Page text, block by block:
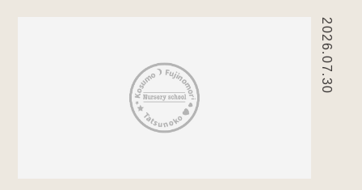
2026.07.30